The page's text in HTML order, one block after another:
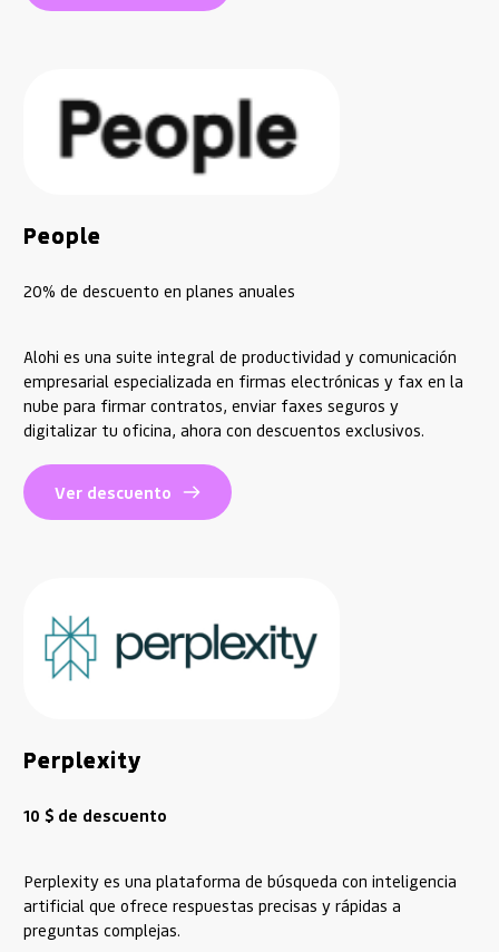
People
20% de descuento en planes anuales
Alohi es una suite integral de productividad y comunicación
empresarial especializada en firmas electrónicas y fax en la
nube para firmar contratos, enviar faxes seguros y
digitalizar tu oficina, ahora con descuentos exclusivos.
Ver descuento
Perplexity
10 $ de descuento
Perplexity es una plataforma de búsqueda con inteligencia
artificial que ofrece respuestas precisas y rápidas a
preguntas complejas.